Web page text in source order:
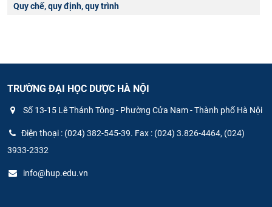
Quy chế, quy định, quy trình
TRƯỜNG ĐẠI HỌC DƯỢC HÀ NỘI
Số 13-15 Lê Thánh Tông - Phường Cửa Nam - Thành phố Hà Nội
Điện thoại : (024) 382-545-39. Fax : (024) 3.826-4464, (024)
3933-2332
info@hup.edu.vn